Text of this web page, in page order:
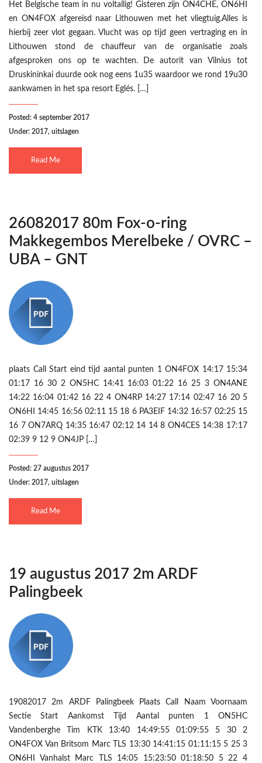
Het Belgische team in nu voltallig! Gisteren zijn ON4CHE, ON6HI
en ON4FOX afgereisd naar Lithouwen met het vliegtuig.Alles is
hierbij zeer vlot gegaan. Vlucht was op tijd geen vertraging en in
Lithouwen stond de chauffeur van de organisatie zoals
afgesproken ons op te wachten. De autorit van Vilnius tot
Druskininkai duurde ook nog eens 1u35 waardoor we rond 19u30
aankwamen in het spa resort Eglés. […]
Posted: 4 september 2017
Under: 2017, uitslagen
Read Me
26082017 80m Fox-o-ring
Makkegembos Merelbeke / OVRC –
UBA – GNT
plaats Call Start eind tijd aantal punten 1 ON4FOX 14:17 15:34
01:17 16 30 2 ON5HC 14:41 16:03 01:22 16 25 3 ON4ANE
14:22 16:04 01:42 16 22 4 ON4RP 14:27 17:14 02:47 16 20 5
ON6HI 14:45 16:56 02:11 15 18 6 PA3EIF 14:32 16:57 02:25 15
16 7 ON7ARQ 14:35 16:47 02:12 14 14 8 ON4CES 14:38 17:17
02:39 9 12 9 ON4JP […]
Posted: 27 augustus 2017
Under: 2017, uitslagen
Read Me
19 augustus 2017 2m ARDF
Palingbeek
19082017 2m ARDF Palingbeek Plaats Call Naam Voornaam
Sectie Start Aankomst Tijd Aantal punten 1 ON5HC
Vandenberghe Tim KTK 13:40 14:49:55 01:09:55 5 30 2
ON4FOX Van Britsom Marc TLS 13:30 14:41:15 01:11:15 5 25 3
ON6HI Vanhalst Marc TLS 14:05 15:23:50 01:18:50 5 22 4